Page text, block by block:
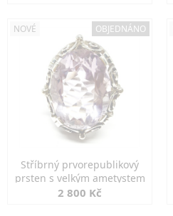
NOVÉ OBJEDNÁNO
Stříbrný prvorepublikový
prsten s velkým ametystem
2 800 Kč